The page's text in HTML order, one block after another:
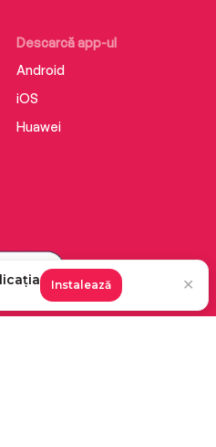
Descarcă app-ul
Android
iOS
Huawei
Instalează ✕